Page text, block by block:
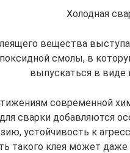
Холодная
вещества
смолы, в
выпускаться в виде
современной
сварки добавляются
устойчивость к
такого клея может